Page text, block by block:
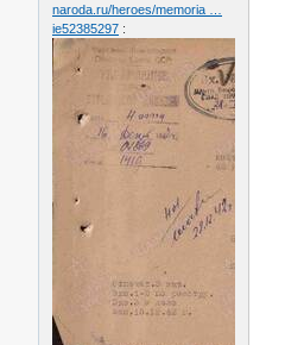
naroda.ru/heroes/memoria …
ie52385297 :